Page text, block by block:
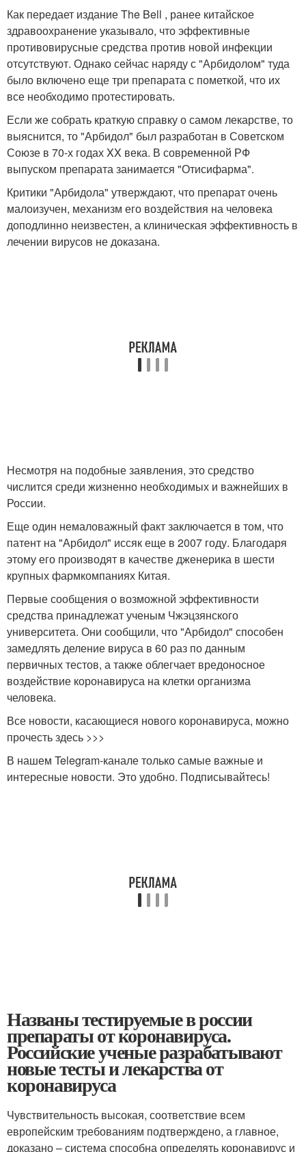
Как передает издание The Bell , ранее китайское
здравоохранение указывало, что эффективные
противовирусные средства против новой инфекции
отсутствуют. Однако сейчас наряду с "Арбидолом" туда
было включено еще три препарата с пометкой, что их
все необходимо протестировать.
Если же собрать краткую справку о самом лекарстве, то
выяснится, то "Арбидол" был разработан в Советском
Союзе в 70-х годах XX века. В современной РФ
выпуском препарата занимается "Отисифарма".
Критики "Арбидола" утверждают, что препарат очень
малоизучен, механизм его воздействия на человека
доподлинно неизвестен, а клиническая эффективность в
лечении вирусов не доказана.
Несмотря на подобные заявления, это средство
числится среди жизненно необходимых и важнейших в
России.
Еще один немаловажный факт заключается в том, что
патент на "Арбидол" иссяк еще в 2007 году. Благодаря
этому его производят в качестве дженерика в шести
крупных фармкомпаниях Китая.
Первые сообщения о возможной эффективности
средства принадлежат ученым Чжэцзянского
университета. Они сообщили, что "Арбидол" способен
замедлять деление вируса в 60 раз по данным
первичных тестов, а также облегчает вредоносное
воздействие коронавируса на клетки организма
человека.
Все новости, касающиеся нового коронавируса, можно
прочесть здесь >>>
В нашем Telegram-канале только самые важные и
интересные новости. Это удобно. Подписывайтесь!
Названы тестируемые в россии
препараты от коронавируса.
Российские ученые разрабатывают
новые тесты и лекарства от
коронавируса
Чувствительность высокая, соответствие всем
европейским требованиям подтверждено, а главное,
доказано – система способна определять коронавирус и